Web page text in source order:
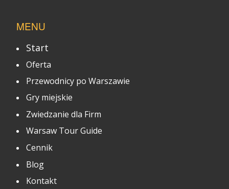
MENU
Start
Oferta
Przewodnicy po Warszawie
Gry miejskie
Zwiedzanie dla Firm
Warsaw Tour Guide
Cennik
Blog
Kontakt